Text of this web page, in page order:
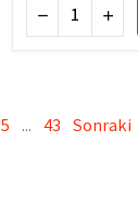
5 43 Sonraki